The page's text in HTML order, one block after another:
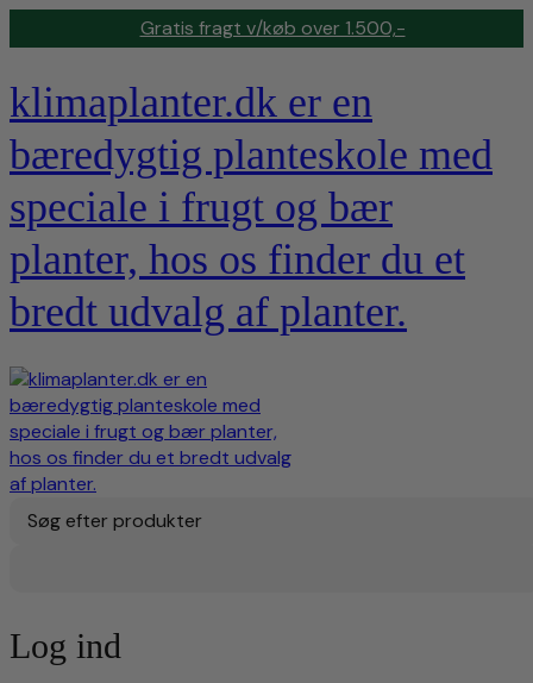
Gratis fragt v/køb over 1.500,-
klimaplanter.dk er en
bæredygtig planteskole med
speciale i frugt og bær
planter, hos os finder du et
bredt udvalg af planter.
Søg efter produkter
Log ind